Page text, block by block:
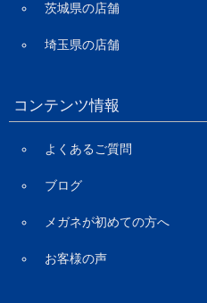
茨城県の店舗
埼玉県の店舗
コンテンツ情報
よくあるご質問
ブログ
メガネが初めての方へ
お客様の声